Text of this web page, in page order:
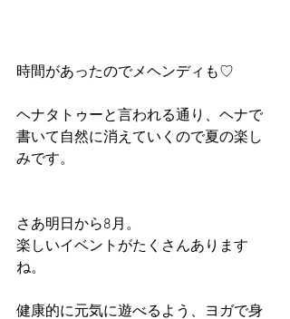
時間があったのでメヘンディも♡
ヘナタトゥーと言われる通り、ヘナで
書いて自然に消えていくので夏の楽し
みです。
さあ明日から8月。
楽しいイベントがたくさんあります
ね。
健康的に元気に遊べるよう、ヨガで身